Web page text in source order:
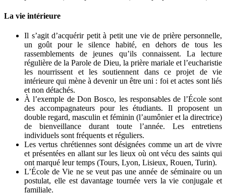
La vie intérieure
Il s’agit d’acquérir petit à petit une vie de prière personnelle,
un goût pour le silence habité, en dehors de tous les
rassemblements de jeunes qu’ils connaissent. La lecture
régulière de la Parole de Dieu, la prière mariale et l’eucharistie
les nourrissent et les soutiennent dans ce projet de vie
intérieure qui mène à devenir un être uni : foi et actes sont liés
et non détachés.
À l’exemple de Don Bosco, les responsables de l’École sont
des accompagnateurs pour les étudiants. Il proposent un
double regard, masculin et féminin (l’aumônier et la directrice)
de bienveillance durant toute l’année. Les entretiens
individuels sont fréquents et réguliers.
Les vertus chrétiennes sont désignées comme un art de vivre
et présentées en allant sur les lieux où ont vécu des saints qui
ont marqué leur temps (Tours, Lyon, Lisieux, Rouen, Turin).
L’École de Vie ne se veut pas une année de séminaire ou un
postulat, elle est davantage tournée vers la vie conjugale et
familiale.